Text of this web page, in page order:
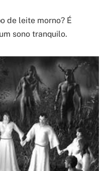
de leite morno? É
sono tranquilo.